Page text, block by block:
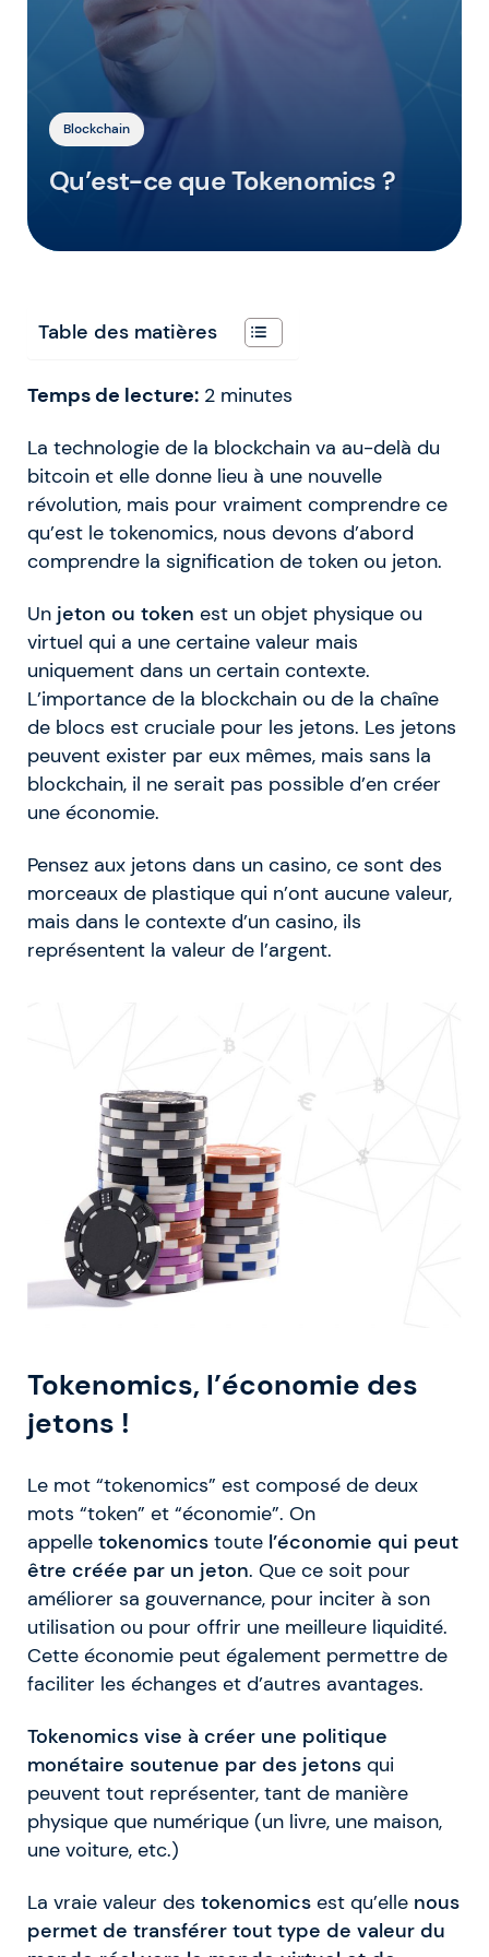
Blockchain
Qu’est-ce que Tokenomics ?
Table des matières
Temps de lecture: 2 minutes
La technologie de la blockchain va au-delà du
bitcoin et elle donne lieu à une nouvelle
révolution, mais pour vraiment comprendre ce
qu’est le tokenomics, nous devons d’abord
comprendre la signification de token ou jeton.
Un jeton ou token est un objet physique ou
virtuel qui a une certaine valeur mais
uniquement dans un certain contexte.
L’importance de la blockchain ou de la chaîne
de blocs est cruciale pour les jetons. Les jetons
peuvent exister par eux mêmes, mais sans la
blockchain, il ne serait pas possible d’en créer
une économie.
Pensez aux jetons dans un casino, ce sont des
morceaux de plastique qui n’ont aucune valeur,
mais dans le contexte d’un casino, ils
représentent la valeur de l’argent.
Tokenomics, l’économie des
jetons !
Le mot “tokenomics” est composé de deux
mots “token” et “économie”. On
appelle tokenomics toute l’économie qui peut
être créée par un jeton. Que ce soit pour
améliorer sa gouvernance, pour inciter à son
utilisation ou pour offrir une meilleure liquidité.
Cette économie peut également permettre de
faciliter les échanges et d’autres avantages.
Tokenomics vise à créer une politique
monétaire soutenue par des jetons qui
peuvent tout représenter, tant de manière
physique que numérique (un livre, une maison,
une voiture, etc.)
La vraie valeur des tokenomics est qu’elle nous
permet de transférer tout type de valeur du